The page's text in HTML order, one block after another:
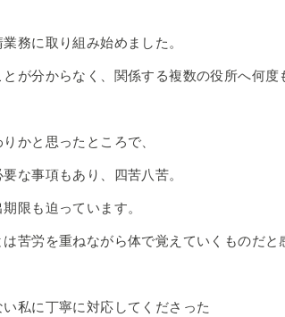
務に取り組み始めました。
が分からなく、関係する複数の役所へ何度
かと思ったところで、
な事項もあり、四苦八苦。
限も迫っています。
苦労を重ねながら体で覚えていくものだと
私に丁寧に対応してくださった